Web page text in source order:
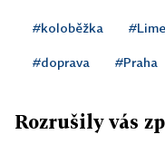
#koloběžka #Lime
#doprava #Praha
Rozrušily vás